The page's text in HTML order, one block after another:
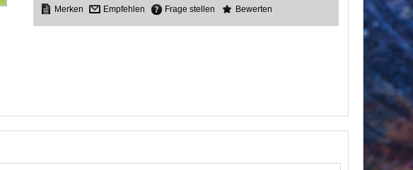
Empfehlen Frage stellen Bewerten